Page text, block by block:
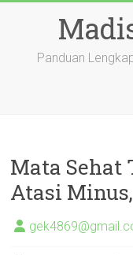
Panduan
Mata Sehat
Atasi